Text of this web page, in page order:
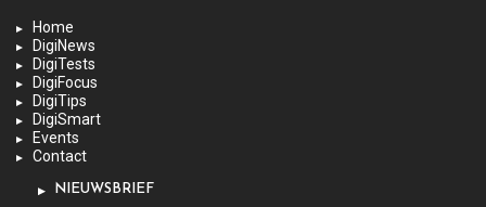
Home
DigiNews
DigiTests
DigiFocus
DigiTips
DigiSmart
Events
Contact
NIEUWSBRIEF